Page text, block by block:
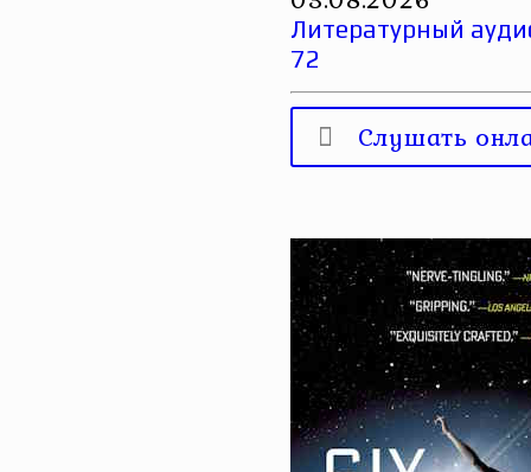
Литературный
72
Слушать